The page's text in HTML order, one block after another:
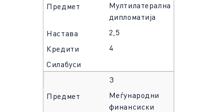
Мултилатерална
дипломатија
2,5
4
3
Меѓународни
финансиски